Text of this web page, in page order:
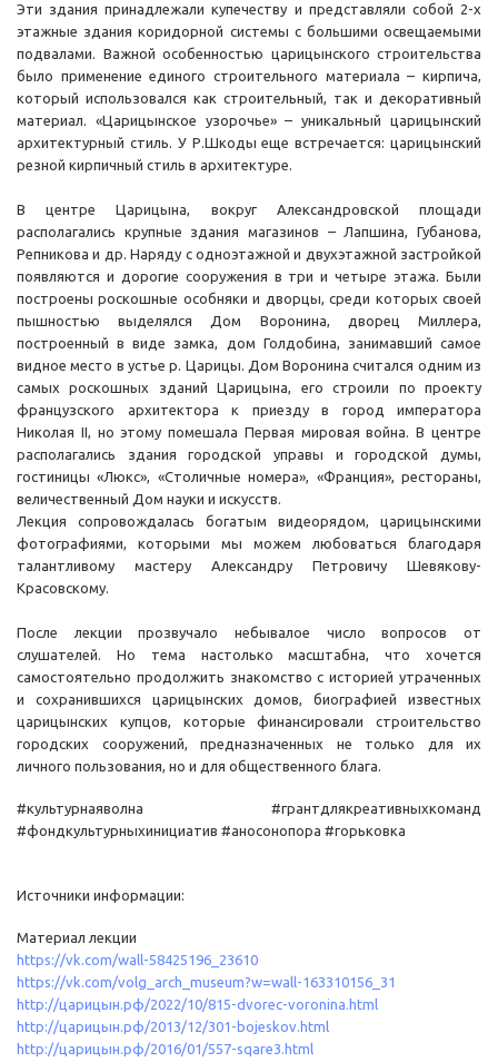
Эти здания принадлежали купечеству и представляли собой 2-х
этажные здания коридорной системы с большими освещаемыми
подвалами. Важной особенностью царицынского строительства
было применение единого строительного материала – кирпича,
который использовался как строительный, так и декоративный
материал. «Царицынское узорочье» – уникальный царицынский
архитектурный стиль. У Р.Шкоды еще встречается: царицынский
резной кирпичный стиль в архитектуре.
В центре Царицына, вокруг Александровской площади
располагались крупные здания магазинов – Лапшина, Губанова,
Репникова и др. Наряду с одноэтажной и двухэтажной застройкой
появляются и дорогие сооружения в три и четыре этажа. Были
построены роскошные особняки и дворцы, среди которых своей
пышностью выделялся Дом Воронина, дворец Миллера,
построенный в виде замка, дом Голдобина, занимавший самое
видное место в устье р. Царицы. Дом Воронина считался одним из
самых роскошных зданий Царицына, его строили по проекту
французского архитектора к приезду в город императора
Николая II, но этому помешала Первая мировая война. В центре
располагались здания городской управы и городской думы,
гостиницы «Люкс», «Столичные номера», «Франция», рестораны,
величественный Дом науки и искусств.
Лекция сопровождалась богатым видеорядом, царицынскими
фотографиями, которыми мы можем любоваться благодаря
талантливому мастеру Александру Петровичу Шевякову-
Красовскому.
После лекции прозвучало небывалое число вопросов от
слушателей. Но тема настолько масштабна, что хочется
самостоятельно продолжить знакомство с историей утраченных
и сохранившихся царицынских домов, биографией известных
царицынских купцов, которые финансировали строительство
городских сооружений, предназначенных не только для их
личного пользования, но и для общественного блага.
#культурнаяволна #грантдлякреативныхкоманд
#фондкультурныхинициатив #аносонопора #горьковка
Источники информации:
Материал лекции
https://vk.com/wall-58425196_23610
https://vk.com/volg_arch_museum?w=wall-163310156_31
http://царицын.рф/2022/10/815-dvorec-voronina.html
http://царицын.рф/2013/12/301-bojeskov.html
http://царицын.рф/2016/01/557-sqare3.html